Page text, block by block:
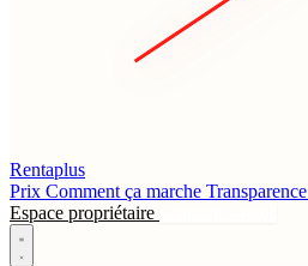
Rentaplus
Prix Comment ça marche Transparence
Espace propriétaire